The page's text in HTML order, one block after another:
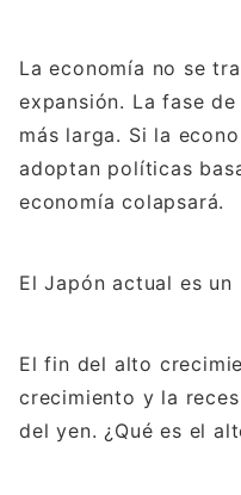
La economía no se
expansión. La fase
más larga. Si la
adoptan políticas
economía colapsará.
El Japón actual es
El fin del alto
crecimiento y la
del yen. ¿Qué es el